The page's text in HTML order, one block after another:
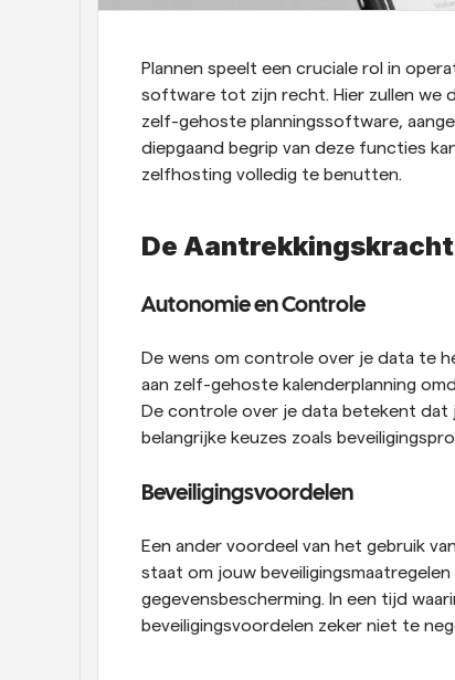
Plannen speelt een cruciale rol in
software tot zijn recht. Hier zullen we
zelf-gehoste planningssoftware,
diepgaand begrip van deze functies
zelfhosting volledig te benutten.
De
Autonomie en Controle
De wens om controle over je data te
aan zelf-gehoste kalenderplanning
De controle over je data betekent dat
belangrijke keuzes zoals
Beveiligingsvoordelen
Een ander voordeel van het gebruik
staat om jouw
gegevensbescherming. In een tijd
beveiligingsvoordelen zeker niet te